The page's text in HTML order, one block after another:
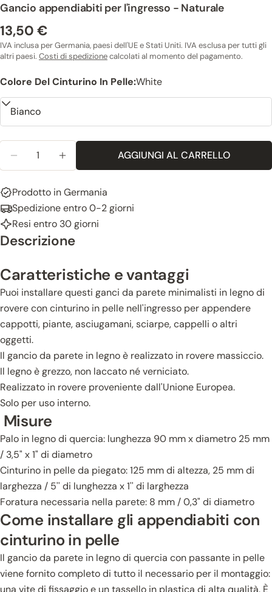
Gancio appendiabiti per l'ingresso - Naturale
Prezzo
normale
13,50 €
IVA inclusa per Germania, paesi dell'UE e Stati Uniti. IVA esclusa per tutti gli
altri paesi. Costi di spedizionecalcolati al momento del pagamento.
Colore Del Cinturino In Pelle:White
RIDUCI LA QUANTITÀ PER GANCIO DA PARETE
AUMENTA LA QUANTITÀ PER IL GANCIO
AGGIUNGI AL CARRELLO
Prodotto in Germania
Spedizione entro 0-2 giorni
Resi entro 30 giorni
Descrizione
Caratteristiche e vantaggi
Puoi installare questi ganci da parete minimalisti in legno di
rovere con cinturino in pelle nell'ingresso per appendere
cappotti, piante, asciugamani, sciarpe, cappelli o altri
oggetti.
Il gancio da parete in legno è realizzato in rovere massiccio.
Il legno è grezzo, non laccato né verniciato.
Realizzato in rovere proveniente dall'Unione Europea.
Solo per uso interno.
Misure
Palo in legno di quercia: lunghezza 90 mm x diametro 25 mm
/ 3,5" x 1" di diametro
Cinturino in pelle da piegato: 125 mm di altezza, 25 mm di
larghezza / 5'' di lunghezza x 1'' di larghezza
Foratura necessaria nella parete: 8 mm / 0,3" di diametro
Come installare gli appendiabiti con
cinturino in pelle
Il gancio da parete in legno di quercia con passante in pelle
viene fornito completo di tutto il necessario per il montaggio:
una vite di fissaggio e un tassello in plastica di alta qualità. È